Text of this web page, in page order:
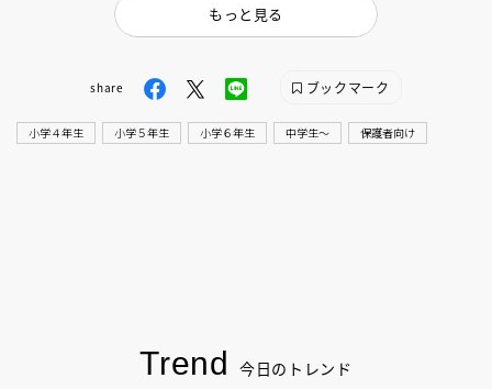
もっと見る
share ブックマーク
小学４年生 小学５年生 小学６年生 中学生〜 保護者向け
Trend 今日のトレンド